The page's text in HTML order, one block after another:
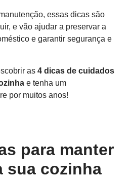
essas dicas são
e vão ajudar a preservar a
e garantir segurança e
as 4 dicas de cuidados
e tenha um
por muitos anos!
para manter
sua cozinha